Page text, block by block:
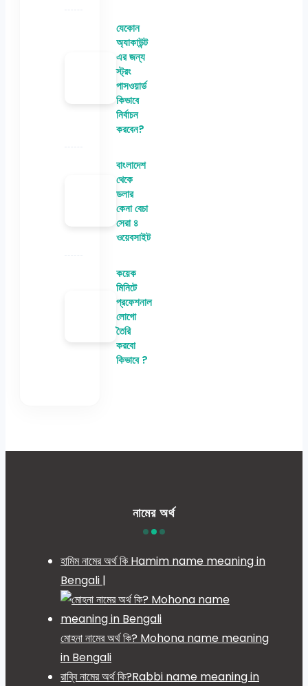
যেকোন
অ্যাকাউন্ট
এর জন্য
স্ট্রং
পাসওয়ার্ড
কিভাবে
নির্বাচন
করবেন?
বাংলাদেশ
থেকে
ডলার
কেনা বেচা
সেরা ৪
ওয়েবসাইট
কয়েক
মিনিটে
প্রফেশনাল
লোগো
তৈরি
করবো
কিভাবে ?
নামের অর্থ
হামিম নামের অর্থ কি Hamim name meaning in
Bengali |
মোহনা নামের অর্থ কি? Mohona name meaning
in Bengali
রাব্বি নামের অর্থ কি?Rabbi name meaning in